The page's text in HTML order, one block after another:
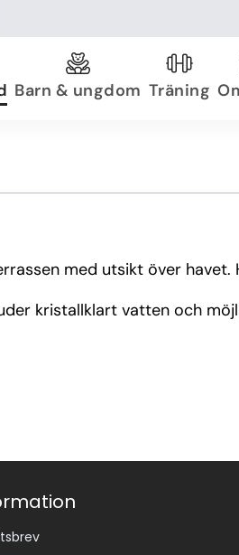
Barn & ungdom Träning
med utsikt över
kristallklart vatten och